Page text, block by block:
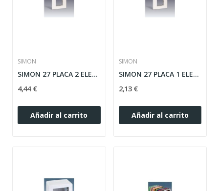
SIMON
SIMON 27 PLACA 2 ELEMENTOS SERIE PLAY ref:...
4,44 €
Añadir al carrito
SIMON
SIMON 27 PLACA 1 ELEMENTO SERIE PLAY ref:...
2,13 €
Añadir al carrito